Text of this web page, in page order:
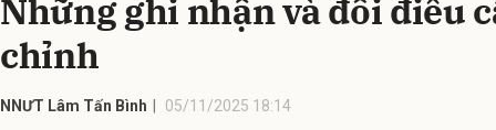
Những ghi nhận và đôi điều
chỉnh
NNƯT Lâm Tấn Bình 05/11/2025 18:14